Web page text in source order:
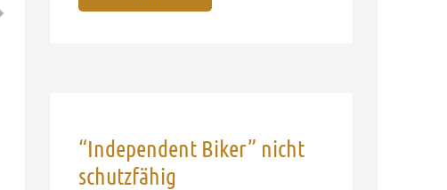
“Independent Biker” nicht
schutzfähig